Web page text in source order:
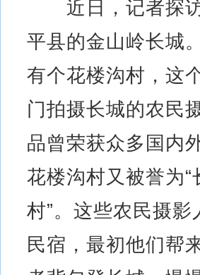
近日，记者探访
平县的金山岭长城
有个花楼沟村，这
门拍摄长城的农民
品曾荣获众多国内
花楼沟村又被誉为
村”。这些农民摄
民宿，最初他们帮